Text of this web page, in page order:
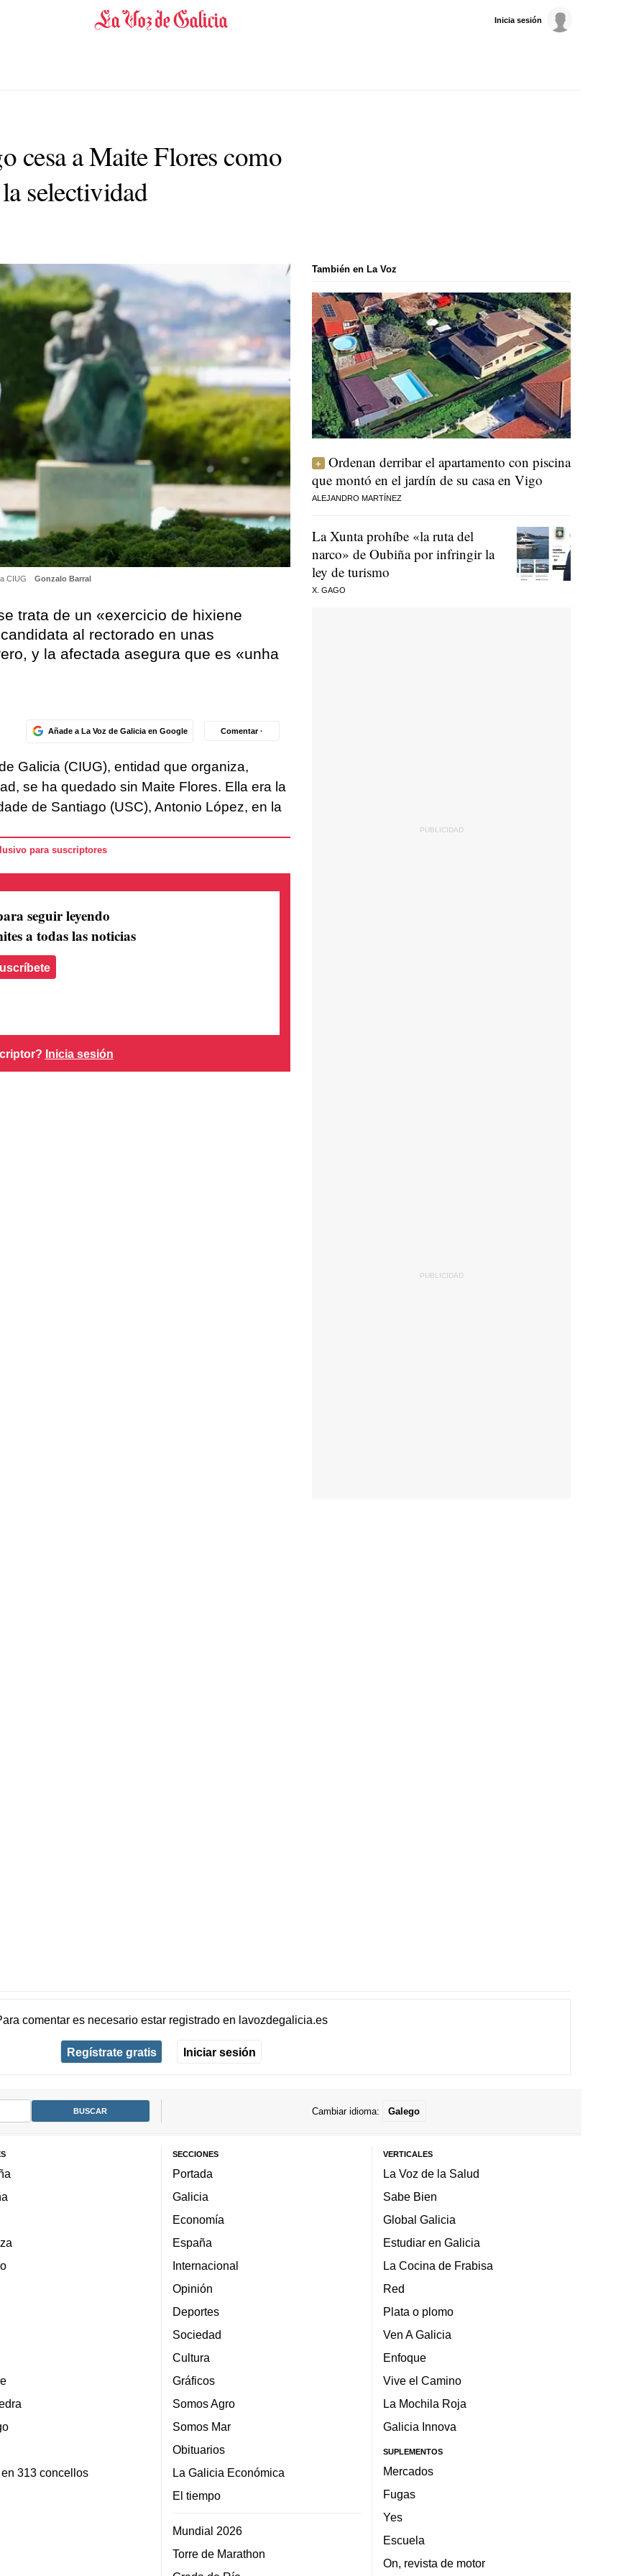
Inicia sesión
cesa a Maite Flores como
selectividad
CIUG Gonzalo Barral
trata de un «exercicio de hixiene
al rectorado en unas
y la afectada asegura que es «unha
Añade a La Voz de Galicia en Google Comentar ·
Galicia (CIUG), entidad que organiza,
se ha quedado sin Maite Flores. Ella era la
de Santiago (USC), Antonio López, en la
para suscriptores
seguir leyendo
a todas las noticias
Inicia sesión
También en La Voz
Ordenan derribar el apartamento con piscina
que montó en el jardín de su casa en Vigo
ALEJANDRO MARTÍNEZ
La Xunta prohíbe «la ruta del
narco» de Oubiña por infringir la
ley de turismo
X. GAGO
comentar es necesario estar registradoen lavozdegalicia.es
Regístrate gratis Iniciar sesión
Cambiar idioma: Galego
313 concellos
SECCIONES
Portada
Galicia
Economía
España
Internacional
Opinión
Deportes
Sociedad
Cultura
Gráficos
Somos Agro
Somos Mar
Obituarios
La Galicia Económica
El tiempo
Mundial 2026
Torre de Marathon
VERTICALES
La Voz de la Salud
Sabe Bien
Global Galicia
Estudiar en Galicia
La Cocina de Frabisa
Red
Plata o plomo
Ven A Galicia
Enfoque
Vive el Camino
La Mochila Roja
Galicia Innova
SUPLEMENTOS
Mercados
Fugas
Yes
Escuela
On, revista de motor